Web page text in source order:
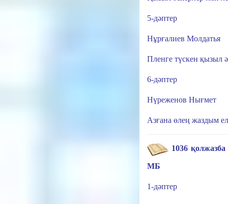
5-дәптер
Нұрғалиев Молдатья
Пленге түскен қызыл
6-дәптер
Нүреженов Нығмет
Азғана өлең жаздым
1036
МБ
1-дәптер